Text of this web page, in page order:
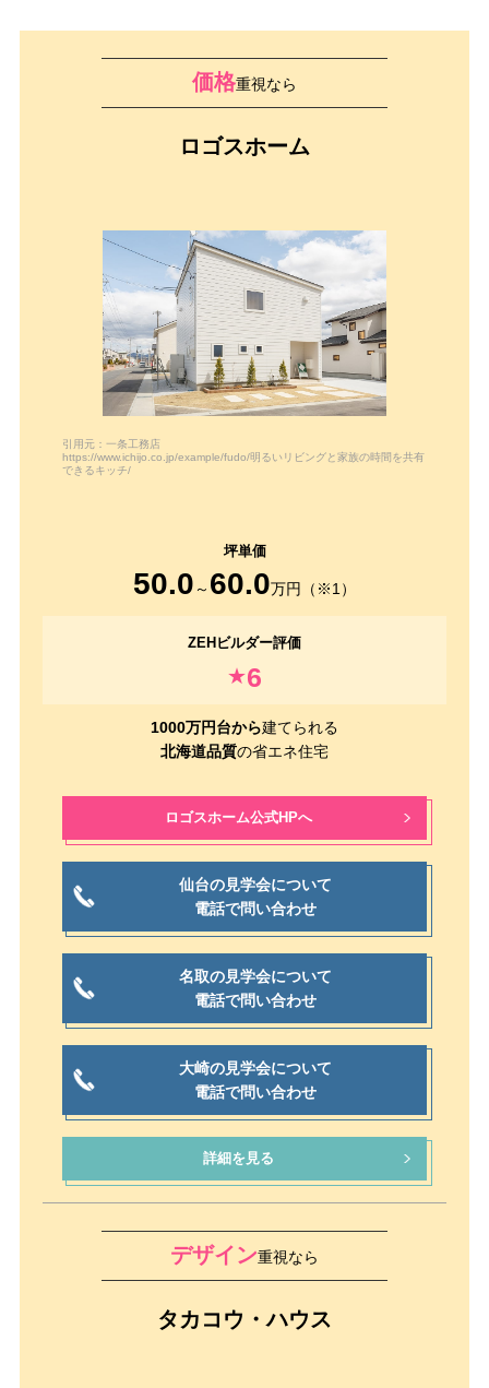
価格重視なら
ロゴスホーム
引用元：一条工務店
https://www.ichijo.co.jp/example/fudo/明るいリビングと家族の時間を共有
できるキッチ/
50.0 ～ 60.0万円（※1）
★6
1000万円台から建てられる
北海道品質の省エネ住宅
ロゴスホーム公式HPへ
仙台の見学会について
電話で問い合わせ
名取の見学会について
電話で問い合わせ
大崎の見学会について
電話で問い合わせ
詳細を見る
デザイン重視なら
タカコウ・ハウス